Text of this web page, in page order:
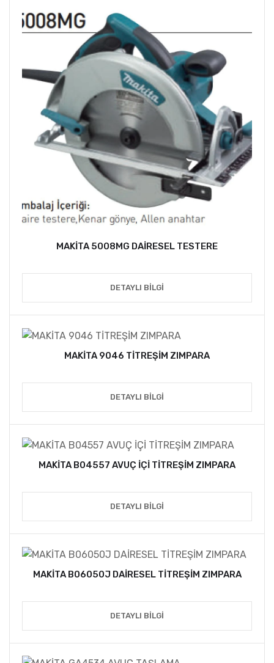
MAKİTA 5008MG DAİRESEL TESTERE
DETAYLI BILGI
MAKİTA 9046 TİTREŞİM ZIMPARA
DETAYLI BILGI
MAKİTA B04557 AVUÇ İÇİ TİTREŞİM ZIMPARA
DETAYLI BILGI
MAKİTA B06050J DAİRESEL TİTREŞİM ZIMPARA
DETAYLI BILGI